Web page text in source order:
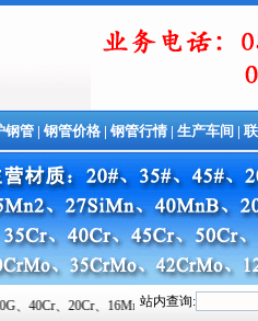
钢管 | 钢管价格 | 钢管行情 | 生产车间 |
、20Cr、16Mn-45Mn、27SiMn、
站内查询: